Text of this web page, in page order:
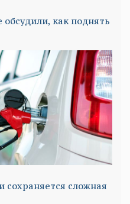
как поднять
сохраняется сложная